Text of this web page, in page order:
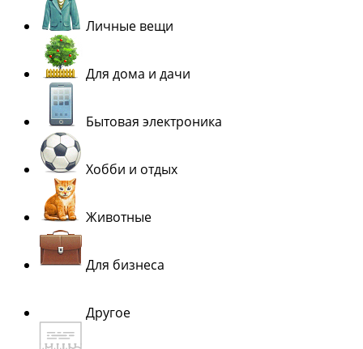
Личные вещи
Для дома и дачи
Бытовая электроника
Хобби и отдых
Животные
Для бизнеса
Другое